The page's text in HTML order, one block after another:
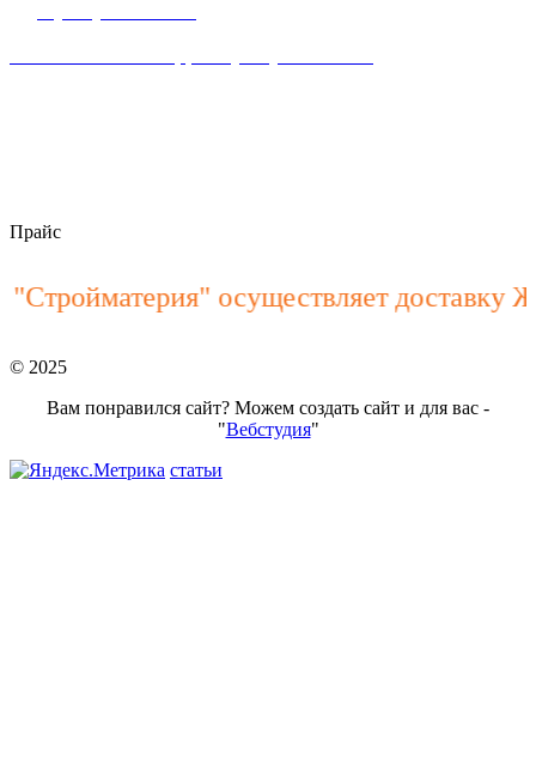
Прайс
осуществляет доставку
© 2025
Вам понравился сайт? Можем создать сайт и для вас -
"Вебстудия"
статьи